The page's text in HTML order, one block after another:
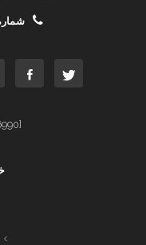
[mc4wp_form id="6990"]